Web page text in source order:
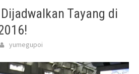
Tayang di
yumegupoi